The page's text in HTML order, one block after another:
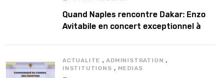
Quand Naples rencontre Dakar: Enzo
Avitabile en concert exceptionnel à
ACTUALITE ,ADMINISTRATION ,
INSTITUTIONS , MEDIAS